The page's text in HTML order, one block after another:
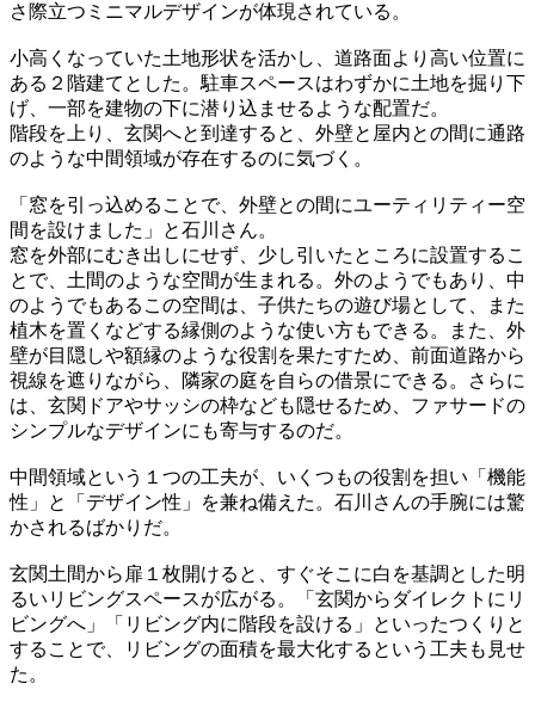
さ際立つミニマルデザインが体現されている。
小高くなっていた土地形状を活かし、道路面より高い位置に
ある２階建てとした。駐車スペースはわずかに土地を掘り下
げ、一部を建物の下に潜り込ませるような配置だ。
階段を上り、玄関へと到達すると、外壁と屋内との間に通路
のような中間領域が存在するのに気づく。
「窓を引っ込めることで、外壁との間にユーティリティー空
間を設けました」と石川さん。
窓を外部にむき出しにせず、少し引いたところに設置するこ
とで、土間のような空間が生まれる。外のようでもあり、中
のようでもあるこの空間は、子供たちの遊び場として、また
植木を置くなどする縁側のような使い方もできる。また、外
壁が目隠しや額縁のような役割を果たすため、前面道路から
視線を遮りながら、隣家の庭を自らの借景にできる。さらに
は、玄関ドアやサッシの枠なども隠せるため、ファサードの
シンプルなデザインにも寄与するのだ。
中間領域という１つの工夫が、いくつもの役割を担い「機能
性」と「デザイン性」を兼ね備えた。石川さんの手腕には驚
かされるばかりだ。
玄関土間から扉１枚開けると、すぐそこに白を基調とした明
るいリビングスペースが広がる。「玄関からダイレクトにリ
ビングへ」「リビング内に階段を設ける」といったつくりと
することで、リビングの面積を最大化するという工夫も見せ
た。